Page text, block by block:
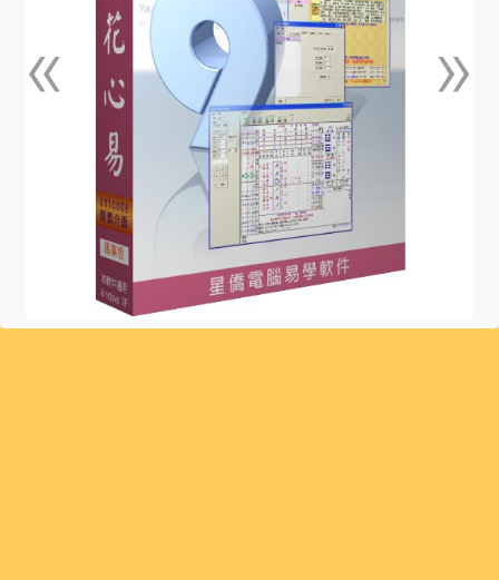
«上一張 »下一